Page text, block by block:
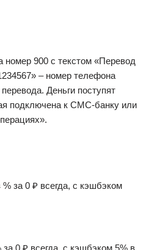
900 с текстом «Перевод
– номер телефона
Деньги поступят
подключена к СМС-банку или
за 0 ₽ всегда, с кэшбэком 5% в